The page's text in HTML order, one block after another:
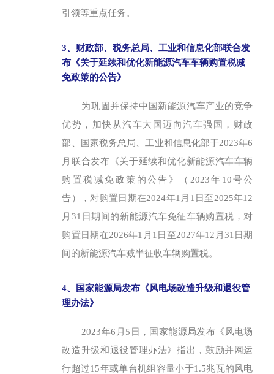
引领等重点任务。
3、财政部、税务总局、工业和信息化部联合发
布《关于延续和优化新能源汽车车辆购置税减
免政策的公告》
为巩固并保持中国新能源汽车产业的竞争
优势，加快从汽车大国迈向汽车强国，财政
部、国家税务总局、工业和信息化部于2023年6
月联合发布《关于延续和优化新能源汽车车辆
购置税减免政策的公告》（2023年10号公
告），对购置日期在2024年1月1日至2025年12
月31日期间的新能源汽车免征车辆购置税，对
购置日期在2026年1月1日至2027年12月31日期
间的新能源汽车减半征收车辆购置税。
4、国家能源局发布《风电场改造升级和退役管
理办法》
2023年6月5日，国家能源局发布《风电场
改造升级和退役管理办法》指出，鼓励并网运
行超过15年或单台机组容量小于1.5兆瓦的风电